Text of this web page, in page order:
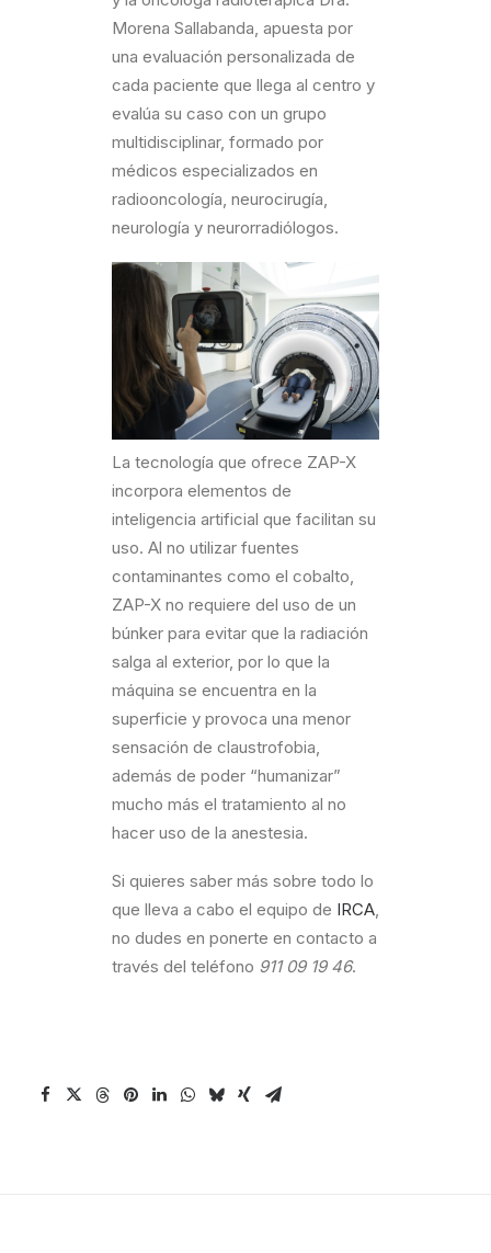
Morena Sallabanda, apuesta por
una evaluación personalizada de
cada paciente que llega al centro y
evalúa su caso con un grupo
multidisciplinar, formado por
médicos especializados en
radiooncología, neurocirugía,
neurología y neurorradiólogos.
La tecnología que ofrece ZAP-X
incorpora elementos de
inteligencia artificial que facilitan su
uso. Al no utilizar fuentes
contaminantes como el cobalto,
ZAP-X no requiere del uso de un
búnker para evitar que la radiación
salga al exterior, por lo que la
máquina se encuentra en la
superficie y provoca una menor
sensación de claustrofobia,
además de poder “humanizar”
mucho más el tratamiento al no
hacer uso de la anestesia.
Si quieres saber más sobre todo lo
que lleva a cabo el equipo de IRCA,
no dudes en ponerte en contacto a
través del teléfono 911 09 19 46.